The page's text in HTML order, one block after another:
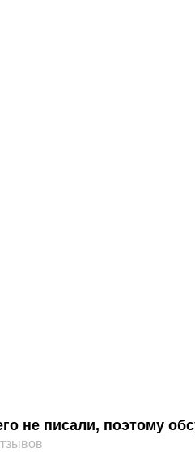
не писали, поэтому